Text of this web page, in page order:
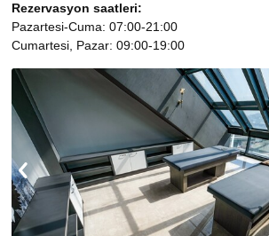
Rezervasyon saatleri:
Pazartesi-Cuma: 07:00-21:00
Cumartesi, Pazar: 09:00-19:00